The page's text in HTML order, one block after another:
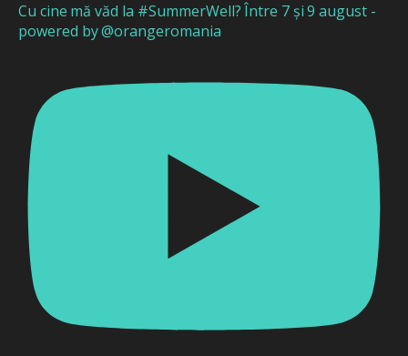
Cu cine mă văd la #SummerWell? Între 7 și 9 august -
powered by @orangeromania